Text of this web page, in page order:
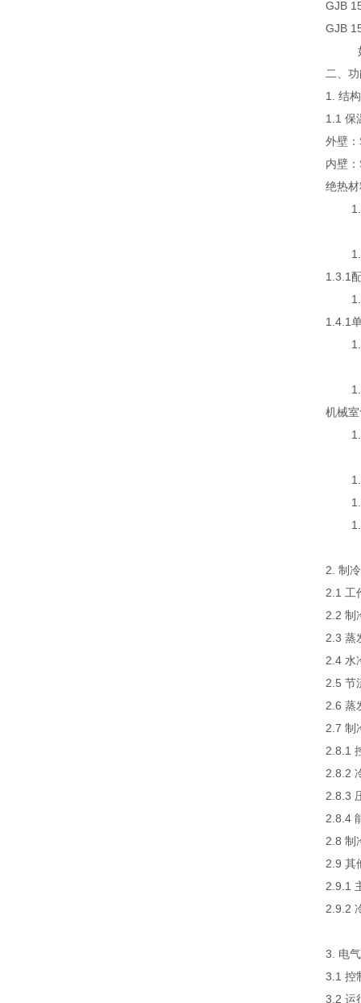
GJB
GJB
如未
二、
1. 结
1.1 保
外壁
内壁
绝热
1.2
1.3
1.3.1
1.4
1.4.1
1.5
1.6
机械
1.7
1.8
1.8.2
2. 制
2.1 工
2.2 制
2.3 蒸
2.4 水
2.5 节
2.6 蒸
2.7 制
2.8.1
2.8.2
2.8.3
2.8.4
2.8 制
2.9 其
2.9.1
2.9.2
3. 电
3.1 控
3.2 运